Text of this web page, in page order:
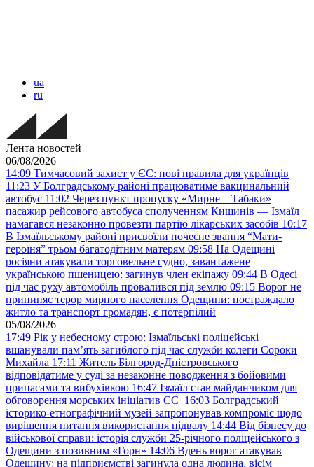
ua
ru
Лента новостей
06/08/2026
14:09 Тимчасовий захист у ЄС: нові правила для українців
11:23 У Болградському районі працюватиме вакцинальний
автобус 11:02 Через пункт пропуску «Мирне – Табаки»
пасажир рейсового автобуса сполученням Кишинів — Ізмаїл
намагався незаконно провезти партію лікарських засобів 10:17
В Ізмаїльському районі присвоїли почесне звання “Мати-
героїня” трьом багатодітним матерям 09:58 На Одещині
росіяни атакували торговельне судно, завантажене
українською пшеницею: загинув член екіпажу 09:44 В Одесі
під час руху автомобіль провалився під землю 09:15 Ворог не
припиняє терор мирного населення Одещини: постраждало
житло та транспорт громадян, є потерпілий
05/08/2026
17:49 Рік у небесному строю: Ізмаїльські поліцейські
вшанували пам’ять загиблого під час служби колеги Сороки
Михайла 17:11 Житель Білгород-Дністровського
відповідатиме у суді за незаконне поводження з бойовими
припасами та вибухівкою 16:47 Ізмаїл став майданчиком для
обговорення морських ініціатив ЄС 16:03 Болградський
історико-етнографічний музей запропонував компроміс щодо
вирішення питання використання підвалу 14:44 Від бізнесу до
військової справи: історія служби 25-річного поліцейського з
Одещини з позивним «Горн» 14:06 Вдень ворог атакував
Одещину: на підприємстві загинула одна людина, вісім